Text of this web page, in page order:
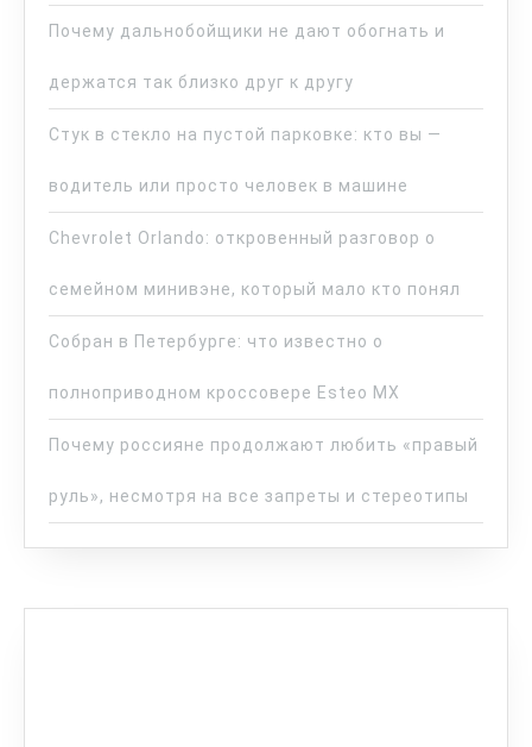
Почему дальнобойщики не дают обогнать и
держатся так близко друг к другу
Стук в стекло на пустой парковке: кто вы —
водитель или просто человек в машине
Chevrolet Orlando: откровенный разговор о
семейном минивэне, который мало кто понял
Собран в Петербурге: что известно о
полноприводном кроссовере Esteo MX
Почему россияне продолжают любить «правый
руль», несмотря на все запреты и стереотипы